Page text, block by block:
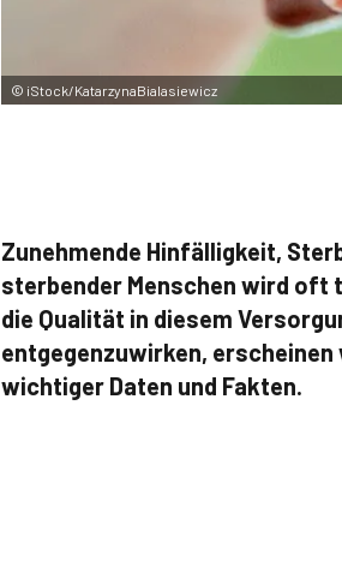
© iStock/KatarzynaBialasiewicz
Zunehmende Hinfälligkeit,
sterbender Menschen wird oft
die Qualität in diesem
entgegenzuwirken,
wichtiger Daten und Fakten.